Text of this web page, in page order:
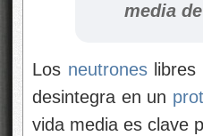
media
Los neutroneslibres
desintegra en un
vida media es clave